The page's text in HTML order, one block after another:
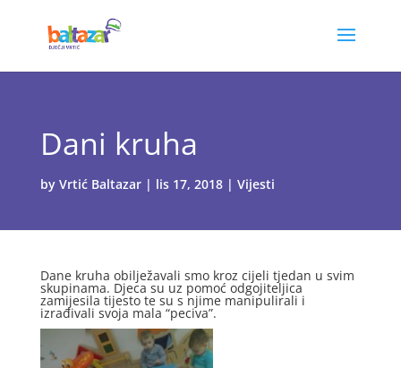
Dani kruha
by Vrtić Baltazar| lis 17, 2018| Vijesti
Dane kruha obilježavali smo kroz cijeli tjedan u svim
skupinama. Djeca su uz pomoć odgojiteljica
zamijesila tijesto te su s njime manipulirali i
izrađivali svoja mala “peciva”.